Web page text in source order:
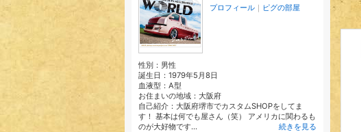
プロフィール ｜ ピグの部屋
性別： 男性
誕生日： 1979年5月8日
血液型： A型
お住まいの地域： 大阪府
自己紹介：大阪府堺市でカスタムSHOPをしてま
す！ 基本は何でも屋さん（笑） アメリカに関わるも
のが大好物です...
続きを見る